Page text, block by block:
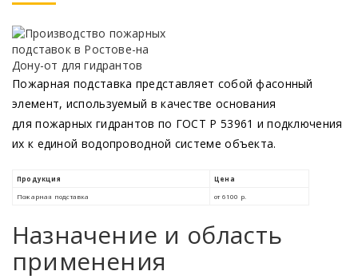
Пожарная подставка представляет собой фасонный
элемент, используемый в качестве основания
для пожарных гидрантов по ГОСТ Р 53961 и подключения
их к единой водопроводной системе объекта.
Назначение и область
применения